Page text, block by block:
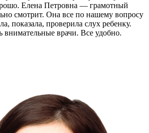
Елена Петровна — грамотный
смотрит. Она все по нашему вопросу
показала, проверила слух ребенку.
внимательные врачи. Все удобно.